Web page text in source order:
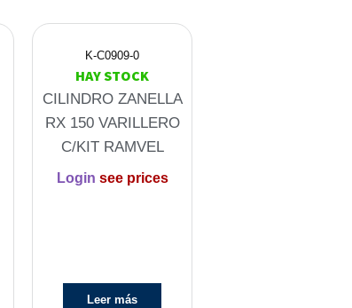
K-C0909-0
HAY STOCK
CILINDRO ZANELLA
RX 150 VARILLERO
C/KIT RAMVEL
Login see prices
Leer más